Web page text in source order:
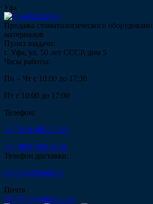
Уфа
Продажа стоматологического
материалов
Пункт выдачи:
г. Уфа, ул. 50 лет СССР, дом 5
Часы работы:
Пн – Чт с 10:00 до 17:30
Пт с 10:00 до 17:00
Телефон:
+7 (910) 482-22-82
+7 (985) 764-74-61
Телефон доставки:
8 (800) 250-44-34
Почта
info@fintechgroup.ru